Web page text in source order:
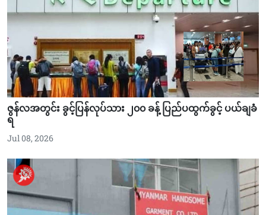
ဇွန်လအတွင်း ခွင့်ပြန်လုပ်သား ၂၀၀ ခန့် ပြည်ပထွက်ခွင့် ပယ်ချခံ
ရ
Jul 08, 2026